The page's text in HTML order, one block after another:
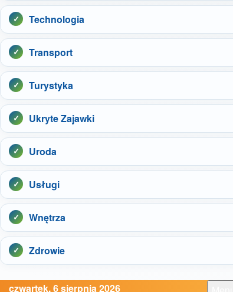
Technologia
Transport
Turystyka
Ukryte Zajawki
Uroda
Usługi
Wnętrza
Zdrowie
czwartek, 6 sierpnia 2026